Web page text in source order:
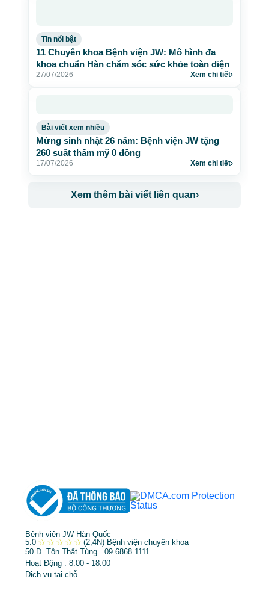
Tin nổi bật
11 Chuyên khoa Bệnh viện JW: Mô hình đa
khoa chuẩn Hàn chăm sóc sức khỏe toàn diện
27/07/2026 Xem chi tiết›
Bài viết xem nhiều
Mừng sinh nhật 26 năm: Bệnh viện JW tặng
260 suất thẩm mỹ 0 đồng
17/07/2026 Xem chi tiết›
Xem thêm bài viết liên quan›
Bệnh viện JW Hàn Quốc
5.0 ✩ ✩ ✩ ✩ ✩ (2,4N) Bệnh viện chuyên khoa
50 Đ. Tôn Thất Tùng . 09.6868.1111
Hoạt Động . 8:00 - 18:00
Dịch vụ tại chỗ